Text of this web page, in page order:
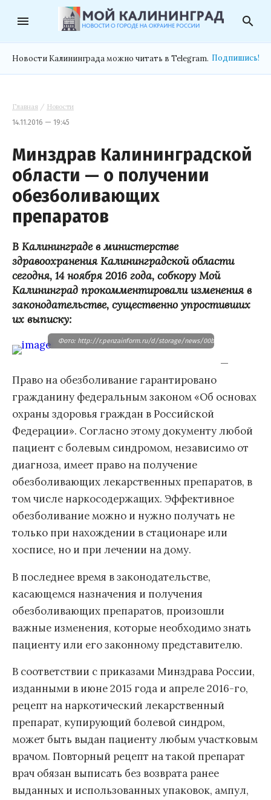
menu search
Новости Калининграда можно читать в Telegram. Подпишись!
Главная / Новости
14.11.2016 — 19:45
Минздрав Калининградской
области — о получении
обезболивающих
препаратов
В Калининграде в министерстве
здравоохранения Калининградской области
сегодня, 14 ноября 2016 года, собкору Мой
Калининград прокомментировали изменения в
законодательстве, существенно упростивших
их выписку:
Фото: http://r.penzainform.ru/d/storage/news/00bd/0002f691/
—
Право на обезболивание гарантировано
гражданину федеральным законом «Об основах
охраны здоровья граждан в Российской
Федерации». Согласно этому документу любой
пациент с болевым синдромом, независимо от
диагноза, имеет право на получение
обезболивающих лекарственных препаратов, в
том числе наркосодержащих. Эффективное
обезболивание можно и нужно получать не
только при нахождении в стационаре или
хосписе, но и при лечении на дому.
В последнее время в законодательстве,
касающемся назначения и получения
обезболивающих препаратов, произошли
важные изменения, которые необходимо знать
пациенту или его законному представителю.
В соответствии с приказами Минздрава России,
изданными в июне 2015 года и апреле 2016-го,
рецепт на наркотический лекарственный
препарат, купирующий болевой синдром,
может быть выдан пациенту любым участковым
врачом. Повторный рецепт на такой препарат
врач обязан выписать без возврата ранее
выданных и использованных упаковок, ампул,